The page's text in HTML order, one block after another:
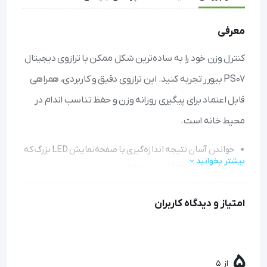
معرفی
کنترل وزن خود را به ساده‌ترین شکل ممکن با ترازوی دیجیتال
PS07 بیورر تجربه کنید. این ترازوی دقیق و کاربردی، همراهی
قابل اعتماد برای پیگیری روزانه وزن و حفظ تناسب اندام در
محیط خانه است.
خواندن آسان نتیجه اندازه‌گیری با صفحه‌نمایش LED بزرگ که
اعداد را به وضوح نشان می‌دهد
خاموش‌شدن خودکار پس از استفاده
بیشتر بخوانید
امتیاز و دیدگاه کاربران
از 5